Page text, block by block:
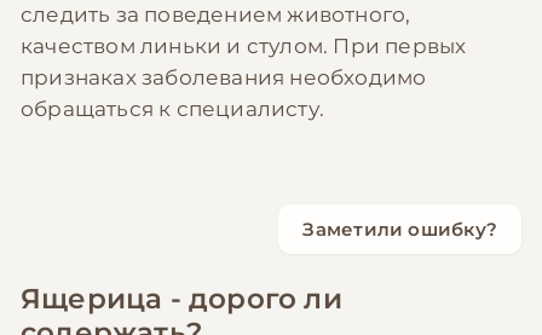
следить за поведением животного,
качеством линьки и стулом. При первых
признаках заболевания необходимо
обращаться к специалисту.
Заметили ошибку?
Ящерица - дорого ли